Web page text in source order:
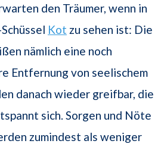
den Träumer, wenn in
Kot zu sehen ist: Die
nämlich eine noch
Entfernung von seelischem
danach wieder greifbar, die
sich. Sorgen und Nöte
zumindest als weniger